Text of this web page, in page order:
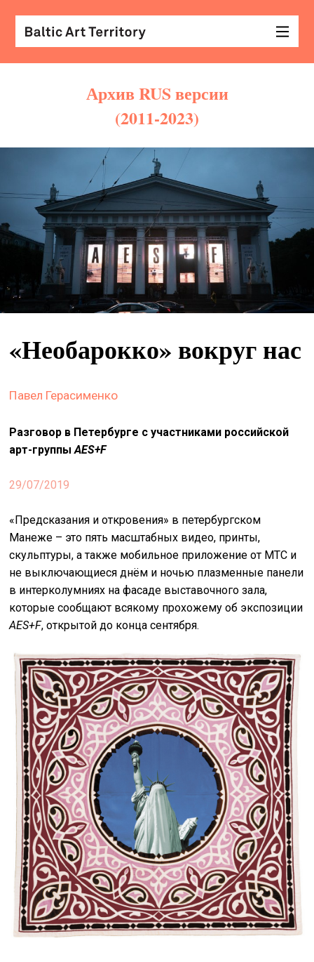
on
искать
Архив RUS версии
(2011-2023)
«Необарокко» вокруг нас
Павел Герасименко
Разговор в Петербурге с участниками российской
арт-группыAES+F
29/07/2019
«Предсказания и откровения» в петербургском
Манеже – это пять масштабных видео, принты,
скульптуры, а также мобильное приложение от МТС и
не выключающиеся днём и ночью плазменные панели
в интерколумниях на фасаде выставочного зала,
которые сообщают всякому прохожему об экспозиции
AES+F, открытой до конца сентября.